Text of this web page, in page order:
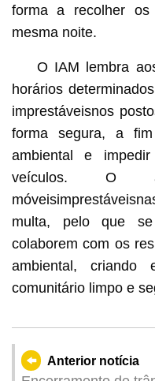
forma a recolher os
mesma noite.
O IAM lembra
horários
imprestáveisnos
forma segura, a
ambiental e
veículos. O
multa, pelo que
colaborem com os
ambiental, criando
comunitário limpo e
Anterior notícia